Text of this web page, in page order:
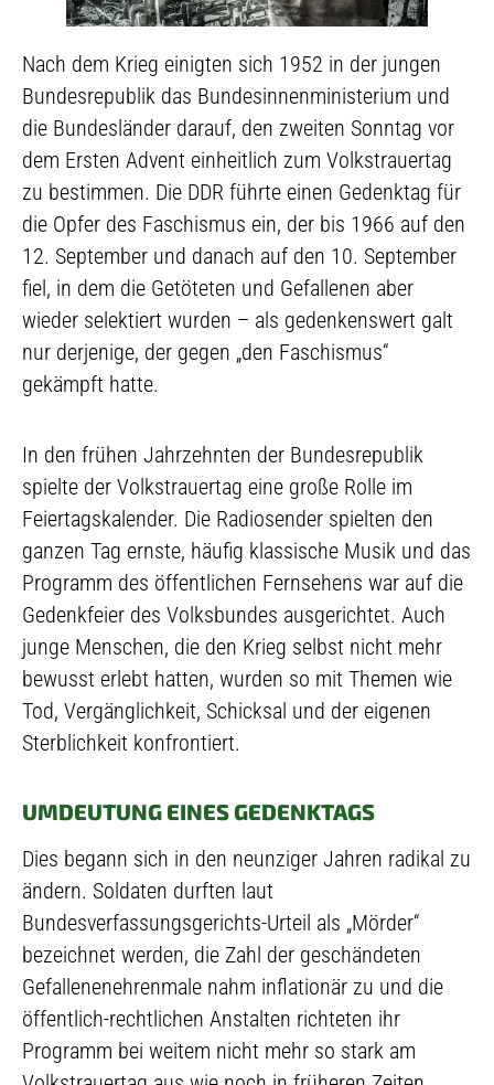
Nach dem Krieg einigten sich 1952 in der jungen
Bundesrepublik das Bundesinnenministerium und
die Bundesländer darauf, den zweiten Sonntag vor
dem Ersten Advent einheitlich zum Volkstrauertag
zu bestimmen. Die DDR führte einen Gedenktag für
die Opfer des Faschismus ein, der bis 1966 auf den
12. September und danach auf den 10. September
fiel, in dem die Getöteten und Gefallenen aber
wieder selektiert wurden – als gedenkenswert galt
nur derjenige, der gegen „den Faschismus“
gekämpft hatte.
In den frühen Jahrzehnten der Bundesrepublik
spielte der Volkstrauertag eine große Rolle im
Feiertagskalender. Die Radiosender spielten den
ganzen Tag ernste, häufig klassische Musik und das
Programm des öffentlichen Fernsehens war auf die
Gedenkfeier des Volksbundes ausgerichtet. Auch
junge Menschen, die den Krieg selbst nicht mehr
bewusst erlebt hatten, wurden so mit Themen wie
Tod, Vergänglichkeit, Schicksal und der eigenen
Sterblichkeit konfrontiert.
UMDEUTUNG EINES GEDENKTAGS
Dies begann sich in den neunziger Jahren radikal zu
ändern. Soldaten durften laut
Bundesverfassungsgerichts-Urteil als „Mörder“
bezeichnet werden, die Zahl der geschändeten
Gefallenenehrenmale nahm inflationär zu und die
öffentlich-rechtlichen Anstalten richteten ihr
Programm bei weitem nicht mehr so stark am